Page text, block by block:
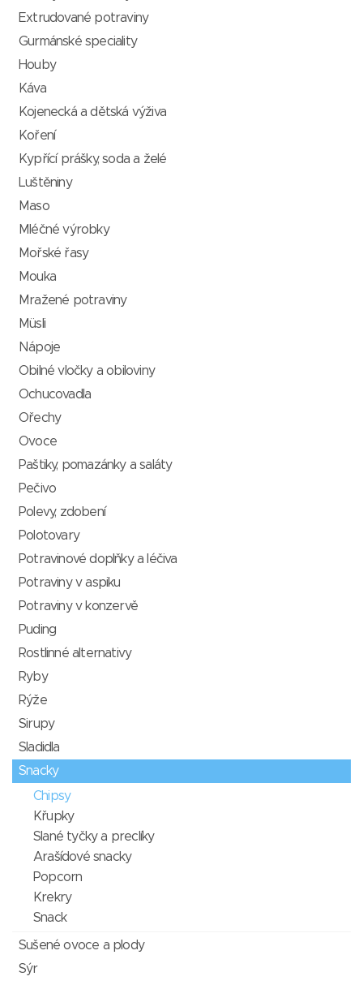
Extrudované potraviny
Gurmánské speciality
Houby
Káva
Kojenecká a dětská výživa
Koření
Kypřící prášky, soda a želé
Luštěniny
Maso
Mléčné výrobky
Mořské řasy
Mouka
Mražené potraviny
Müsli
Nápoje
Obilné vločky a obiloviny
Ochucovadla
Ořechy
Ovoce
Paštiky, pomazánky a saláty
Pečivo
Polevy, zdobení
Polotovary
Potravinové doplňky a léčiva
Potraviny v aspiku
Potraviny v konzervě
Puding
Rostlinné alternativy
Ryby
Rýže
Sirupy
Sladidla
Snacky
Chipsy
Křupky
Slané tyčky a preclíky
Arašídové snacky
Popcorn
Krekry
Snack
Sušené ovoce a plody
Sýr